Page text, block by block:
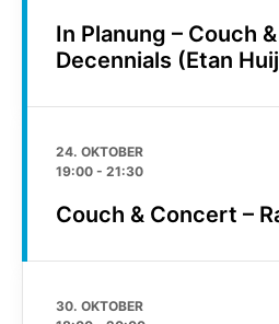
In Planung – Couch
Decennials (Etan
24. OKTOBER
19:00 - 21:30
Couch & Concert –
30. OKTOBER